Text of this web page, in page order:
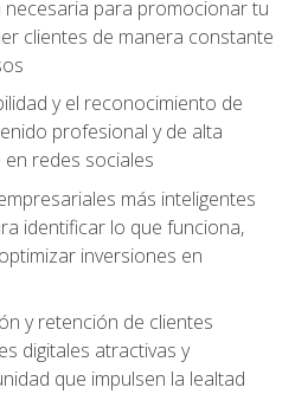
para promocionar tu
clientes de manera constante
y el reconocimiento de
profesional y de alta
redes sociales
más inteligentes
identificar lo que funciona,
inversiones en
y retención de clientes
digitales atractivas y
que impulsen la lealtad